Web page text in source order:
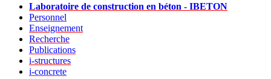
Laboratoire de construction en béton - IBETON
Personnel
Enseignement
Recherche
Publications
i-structures
i-concrete